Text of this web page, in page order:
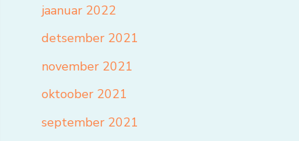
jaanuar 2022
detsember 2021
november 2021
oktoober 2021
september 2021